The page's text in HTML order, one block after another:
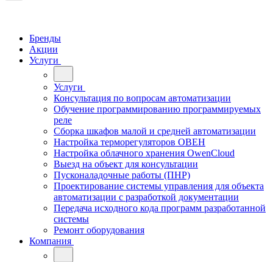
Бренды
Акции
Услуги
Услуги
Консультация по вопросам автоматизации
Обучение программированию программируемых
реле
Сборка шкафов малой и средней автоматизации
Настройка терморегуляторов ОВЕН
Настройка облачного хранения OwenCloud
Выезд на объект для консультации
Пусконаладочные работы (ПНР)
Проектирование системы управления для объекта
автоматизации с разработкой документации
Передача исходного кода программ разработанной
системы
Ремонт оборудования
Компания